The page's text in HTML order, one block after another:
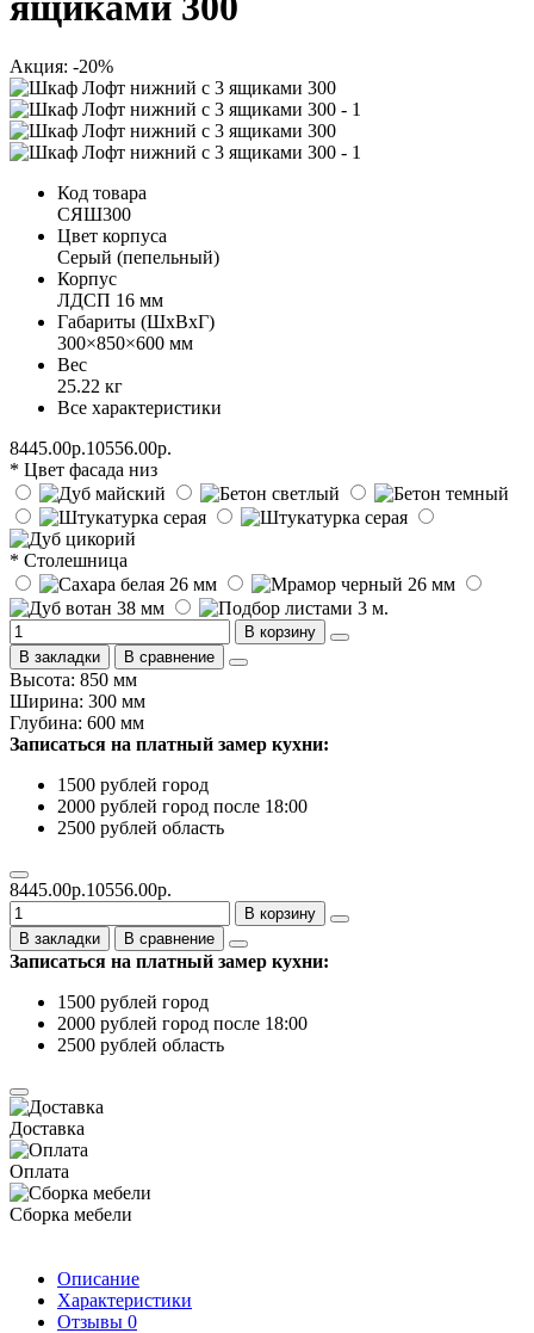
Акция: -20%
Код товара
СЯШ300
Цвет корпуса
Серый (пепельный)
Корпус
ЛДСП 16 мм
Габариты (ШхВхГ)
300×850×600 мм
Вес
25.22 кг
Все характеристики
8445.00р.10556.00р.
* Цвет фасада низ
* Столешница
В корзину
В закладки
В сравнение
Высота: 850 мм
Ширина: 300 мм
Глубина: 600 мм
Записаться на платный замер кухни:
1500 рублей город
2000 рублей город после 18:00
2500 рублей область
8445.00р.10556.00р.
В корзину
В закладки
В сравнение
Записаться на платный замер кухни:
1500 рублей город
2000 рублей город после 18:00
2500 рублей область
Доставка
Оплата
Сборка мебели
Описание
Характеристики
Отзывы 0